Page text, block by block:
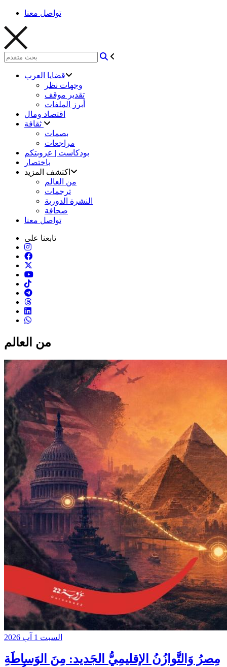
تواصل معنا
قضايا العرب
وجهات نظر
تقدير موقف
أبرز الملفات
اقتصاد ومال
بصمات
مراجعات
بودكاست | عروبتكم
باختصار
اكتشف المزيد
من العالم
ترجمات
النشرة الدورية
صحافة
تواصل معنا
تابعنا على
من العالم
السبت 1 آب 2026
مِصرُ وَالتَّوازُنُ الإقليمِيُّ الجَديد: مِنَ الوَساطَةِ